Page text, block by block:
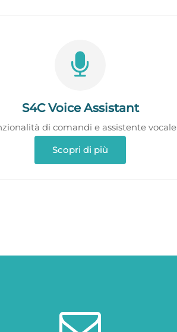
S4C Voice Assistant
di comandi e assistente vocale
Scopri di più